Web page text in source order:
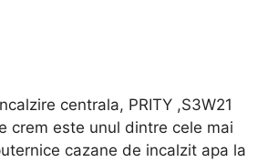
centrala, PRITY ,S3W21
crem este unul dintre cele mai
cazane de incalzit apa la